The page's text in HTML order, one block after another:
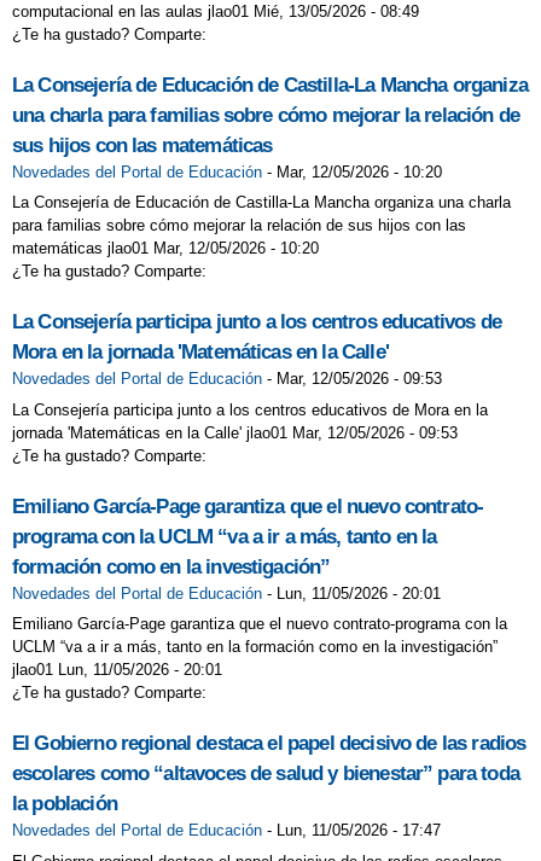
computacional en las aulas jlao01 Mié, 13/05/2026 - 08:49
¿Te ha gustado? Comparte:
La Consejería de Educación de Castilla-La Mancha organiza
una charla para familias sobre cómo mejorar la relación de
sus hijos con las matemáticas
Novedades del Portal de Educación - Mar, 12/05/2026 - 10:20
La Consejería de Educación de Castilla-La Mancha organiza una charla
para familias sobre cómo mejorar la relación de sus hijos con las
matemáticas jlao01 Mar, 12/05/2026 - 10:20
¿Te ha gustado? Comparte:
La Consejería participa junto a los centros educativos de
Mora en la jornada 'Matemáticas en la Calle'
Novedades del Portal de Educación - Mar, 12/05/2026 - 09:53
La Consejería participa junto a los centros educativos de Mora en la
jornada 'Matemáticas en la Calle' jlao01 Mar, 12/05/2026 - 09:53
¿Te ha gustado? Comparte:
Emiliano García-Page garantiza que el nuevo contrato-
programa con la UCLM “va a ir a más, tanto en la
formación como en la investigación”
Novedades del Portal de Educación - Lun, 11/05/2026 - 20:01
Emiliano García-Page garantiza que el nuevo contrato-programa con la
UCLM “va a ir a más, tanto en la formación como en la investigación”
jlao01 Lun, 11/05/2026 - 20:01
¿Te ha gustado? Comparte:
El Gobierno regional destaca el papel decisivo de las radios
escolares como “altavoces de salud y bienestar” para toda
la población
Novedades del Portal de Educación - Lun, 11/05/2026 - 17:47